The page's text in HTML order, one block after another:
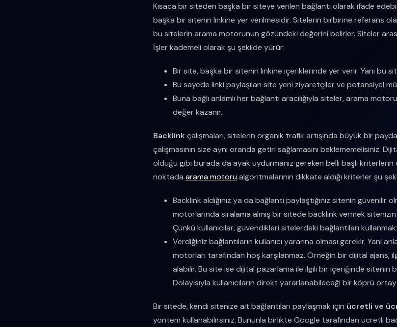
Kısaca bir siteden başka bir siteye verilen bağlantı olarak ifade
başka bir sitenin linkine yer verilmesidir. Sitelerin birbirine referans
bu sitelerin arama motorunun gözündeki değerini belirler. Siteler arası
İşler kademeli olarak şu şekilde yürür:
Bir site, başka bir sitenin linkine içeriklerinde yer verir. Yani bu
Bu sayede linki paylaşılan site yeni ziyaretçiler ve potansiyel
Buna bağlı anlamlı her bağlantı aracılığıyla siteler, arama
değer kazanır.
Backlinkçalışmaları, sitelerin organik trafik artışında büyük bir
çalışmasının size aynı oranda getiri sağlamasını beklememelisiniz.
olduğu gibi burada da ayak uydurmanız gereken belli başlı kriterlerin
noktada arama motoru algoritmalarının dikkate aldığı kriterler şu
Backlink aldığınız ya da bağlantı paylaştığınız sitenin güvenilir
motorlarında sıralama almış bir sitede backlink vermek sitenizin
Çünkü kullanıcılar, güvendikleri sitelerdeki bağlantıları
Verdiğiniz bağlantıların kullanıcı yararına olması gerekir. Yani
motorları tarafından hoş karşılanmaz. Örneğin bir dijital ajans,
alabilir. Bu site ise dijital pazarlama ile ilgili bir içeriğinde sitenin
Dolayısıyla kullanıcıların direkt yararlanabileceği bir köprü
Bir sitede, kendi sitenize ait bağlantıları paylaşmak için ücretli ve
yöntem kullanabilirsiniz. Bununla birlikte Google tarafından ücretli